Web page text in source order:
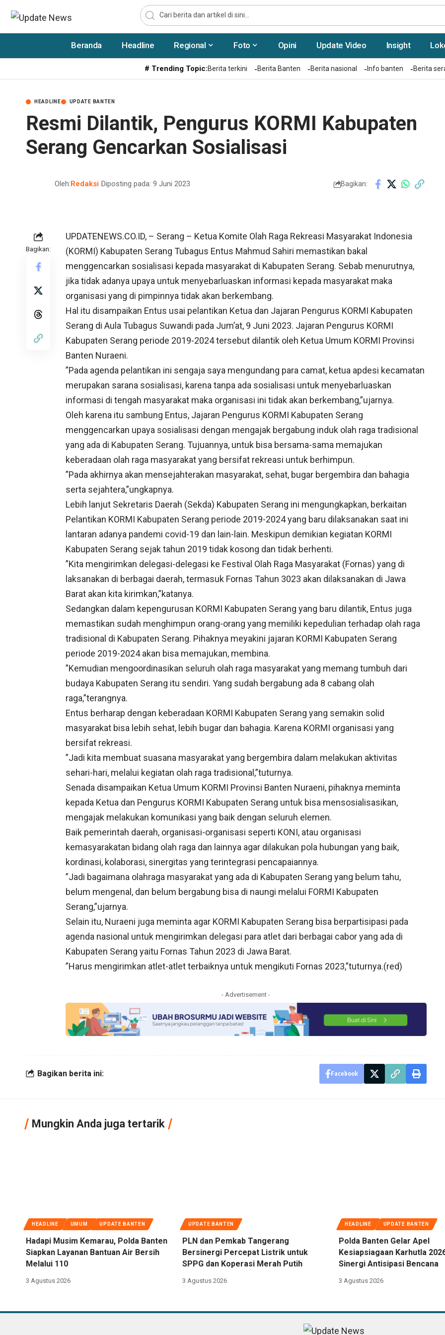
Beranda Headline Regional Foto Opini Update Video Insight
# Trending Topic:Berita terkini Berita Banten Berita nasional Info banten Berita
HEADLINE UPDATE BANTEN
Resmi Dilantik, Pengurus KORMI Kabupaten
Serang Gencarkan Sosialisasi
Oleh:Redaksi Diposting pada: 9 Juni 2023 Bagikan:
Bagikan:
UPDATENEWS.CO.ID, – Serang – Ketua Komite Olah Raga Rekreasi Masyarakat Indonesia
(KORMI) Kabupaten Serang Tubagus Entus Mahmud Sahiri memastikan bakal
menggencarkan sosialisasi kepada masyarakat di Kabupaten Serang. Sebab menurutnya,
jika tidak adanya upaya untuk menyebarluaskan informasi kepada masyarakat maka
organisasi yang di pimpinnya tidak akan berkembang.
Hal itu disampaikan Entus usai pelantikan Ketua dan Jajaran Pengurus KORMI Kabupaten
Serang di Aula Tubagus Suwandi pada Jum’at, 9 Juni 2023. Jajaran Pengurus KORMI
Kabupaten Serang periode 2019-2024 tersebut dilantik oleh Ketua Umum KORMI Provinsi
Banten Nuraeni.
”Pada agenda pelantikan ini sengaja saya mengundang para camat, ketua apdesi kecamatan
merupakan sarana sosialisasi, karena tanpa ada sosialisasi untuk menyebarluaskan
informasi di tengah masyarakat maka organisasi ini tidak akan berkembang,”ujarnya.
Oleh karena itu sambung Entus, Jajaran Pengurus KORMI Kabupaten Serang
menggencarkan upaya sosialisasi dengan mengajak bergabung induk olah raga tradisional
yang ada di Kabupaten Serang. Tujuannya, untuk bisa bersama-sama memajukan
keberadaan olah raga masyarakat yang bersifat rekreasi untuk berhimpun.
”Pada akhirnya akan mensejahterakan masyarakat, sehat, bugar bergembira dan bahagia
serta sejahtera,”ungkapnya.
Lebih lanjut Sekretaris Daerah (Sekda) Kabupaten Serang ini mengungkapkan, berkaitan
Pelantikan KORMI Kabupaten Serang periode 2019-2024 yang baru dilaksanakan saat ini
lantaran adanya pandemi covid-19 dan lain-lain. Meskipun demikian kegiatan KORMI
Kabupaten Serang sejak tahun 2019 tidak kosong dan tidak berhenti.
”Kita mengirimkan delegasi-delegasi ke Festival Olah Raga Masyarakat (Fornas) yang di
laksanakan di berbagai daerah, termasuk Fornas Tahun 3023 akan dilaksanakan di Jawa
Barat akan kita kirimkan,”katanya.
Sedangkan dalam kepengurusan KORMI Kabupaten Serang yang baru dilantik, Entus juga
memastikan sudah menghimpun orang-orang yang memiliki kepedulian terhadap olah raga
tradisional di Kabupaten Serang. Pihaknya meyakini jajaran KORMI Kabupaten Serang
periode 2019-2024 akan bisa memajukan, membina.
”Kemudian mengoordinasikan seluruh olah raga masyarakat yang memang tumbuh dari
budaya Kabupaten Serang itu sendiri. Yang sudah bergabung ada 8 cabang olah
raga,”terangnya.
Entus berharap dengan keberadaan KORMI Kabupaten Serang yang semakin solid
masyarakat bisa lebih sehat, lebih bugar dan bahagia. Karena KORMI organisasi yang
bersifat rekreasi.
”Jadi kita membuat suasana masyarakat yang bergembira dalam melakukan aktivitas
sehari-hari, melalui kegiatan olah raga tradisional,”tuturnya.
Senada disampaikan Ketua Umum KORMI Provinsi Banten Nuraeni, pihaknya meminta
kepada Ketua dan Pengurus KORMI Kabupaten Serang untuk bisa mensosialisasikan,
mengajak melakukan komunikasi yang baik dengan seluruh elemen.
Baik pemerintah daerah, organisasi-organisasi seperti KONI, atau organisasi
kemasyarakatan bidang olah raga dan lainnya agar dilakukan pola hubungan yang baik,
kordinasi, kolaborasi, sinergitas yang terintegrasi pencapaiannya.
”Jadi bagaimana olahraga masyarakat yang ada di Kabupaten Serang yang belum tahu,
belum mengenal, dan belum bergabung bisa di naungi melalui FORMI Kabupaten
Serang,”ujarnya.
Selain itu, Nuraeni juga meminta agar KORMI Kabupaten Serang bisa berpartisipasi pada
agenda nasional untuk mengirimkan delegasi para atlet dari berbagai cabor yang ada di
Kabupaten Serang yaitu Fornas Tahun 2023 di Jawa Barat.
”Harus mengirimkan atlet-atlet terbaiknya untuk mengikuti Fornas 2023,”tuturnya.(red)
- Advertisement -
Bagikan berita ini: Facebook
Mungkin Anda juga tertarik
HEADLINE UMUM UPDATE BANTEN
Hadapi Musim Kemarau, Polda Banten
Siapkan Layanan Bantuan Air Bersih
Melalui 110
3 Agustus 2026
UPDATE BANTEN
PLN dan Pemkab Tangerang
Bersinergi Percepat Listrik untuk
SPPG dan Koperasi Merah Putih
3 Agustus 2026
HEADLINE UPDATE BANTEN
Polda Banten Gelar Apel
Kesiapsiagaan Karhutla
Sinergi Antisipasi Bencana
3 Agustus 2026